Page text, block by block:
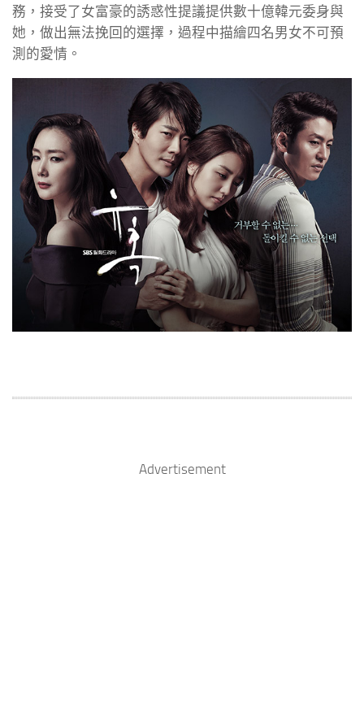
務，接受了女富豪的誘惑性提議提供數十億韓元委身與
她，做出無法挽回的選擇，過程中描繪四名男女不可預
測的愛情。
Advertisement